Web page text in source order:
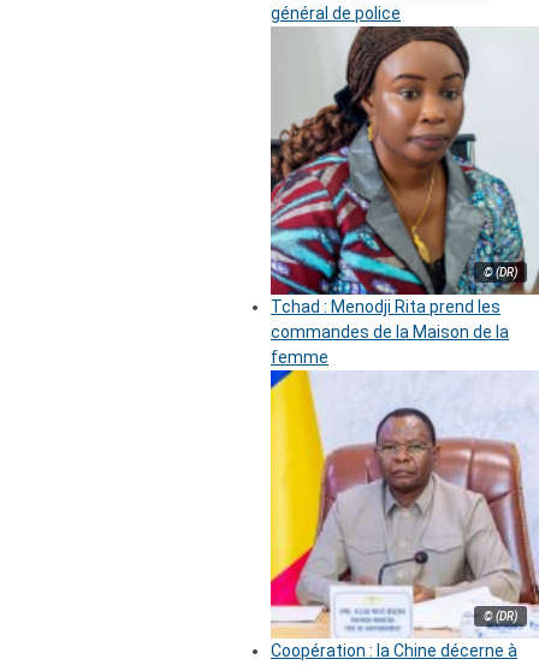
général de police
© (DR)
Tchad : Menodji Rita prend les
commandes de la Maison de la
femme
© (DR)
Coopération : la Chine décerne à